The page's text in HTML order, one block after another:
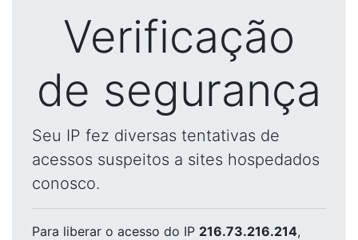
Verificação
de segurança
Seu IP fez diversas tentativas de
acessos suspeitos a sites hospedados
conosco.
Para liberar o acesso do IP 216.73.216.214,